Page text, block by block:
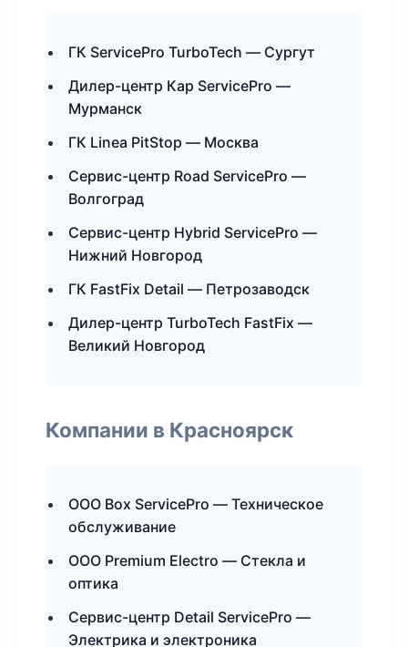
ГК ServicePro TurboTech — Сургут
Дилер-центр Кар ServicePro —
Мурманск
ГК Linea PitStop — Москва
Сервис-центр Road ServicePro —
Волгоград
Сервис-центр Hybrid ServicePro —
Нижний Новгород
ГК FastFix Detail — Петрозаводск
Дилер-центр TurboTech FastFix —
Великий Новгород
Компании в Красноярск
ООО Box ServicePro — Техническое
обслуживание
ООО Premium Electro — Стекла и
оптика
Сервис-центр Detail ServicePro —
Электрика и электроника